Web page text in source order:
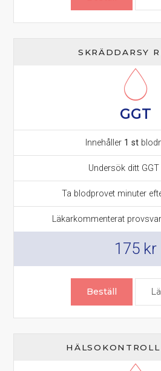
SKRÄDDARSY
GGT
Innehåller 1 st
Undersök ditt
Ta blodprovet minuter
Läkarkommenterat
175 kr
Beställ